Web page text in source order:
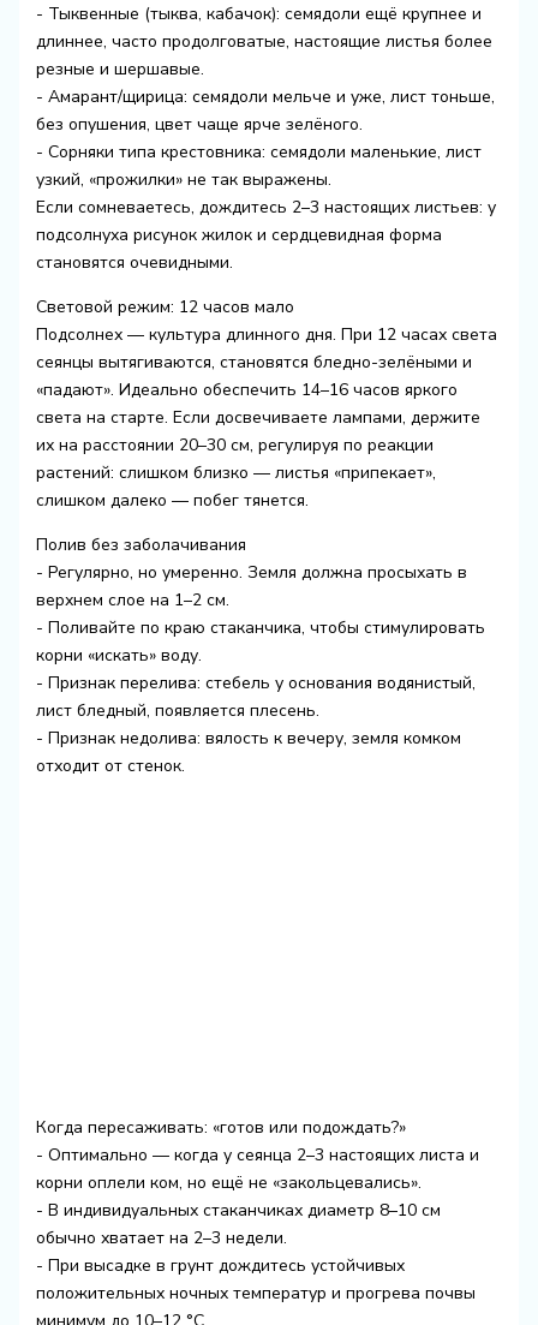
- Тыквенные (тыква, кабачок): семядоли ещё крупнее и
длиннее, часто продолговатые, настоящие листья более
резные и шершавые.
- Амарант/щирица: семядоли мельче и уже, лист тоньше,
без опушения, цвет чаще ярче зелёного.
- Сорняки типа крестовника: семядоли маленькие, лист
узкий, «прожилки» не так выражены.
Если сомневаетесь, дождитесь 2–3 настоящих листьев: у
подсолнуха рисунок жилок и сердцевидная форма
становятся очевидными.
Световой режим: 12 часов мало
Подсолнех — культура длинного дня. При 12 часах света
сеянцы вытягиваются, становятся бледно-зелёными и
«падают». Идеально обеспечить 14–16 часов яркого
света на старте. Если досвечиваете лампами, держите
их на расстоянии 20–30 см, регулируя по реакции
растений: слишком близко — листья «припекает»,
слишком далеко — побег тянется.
Полив без заболачивания
- Регулярно, но умеренно. Земля должна просыхать в
верхнем слое на 1–2 см.
- Поливайте по краю стаканчика, чтобы стимулировать
корни «искать» воду.
- Признак перелива: стебель у основания водянистый,
лист бледный, появляется плесень.
- Признак недолива: вялость к вечеру, земля комком
отходит от стенок.
Когда пересаживать: «готов или подождать?»
- Оптимально — когда у сеянца 2–3 настоящих листа и
корни оплели ком, но ещё не «закольцевались».
- В индивидуальных стаканчиках диаметр 8–10 см
обычно хватает на 2–3 недели.
- При высадке в грунт дождитесь устойчивых
положительных ночных температур и прогрева почвы